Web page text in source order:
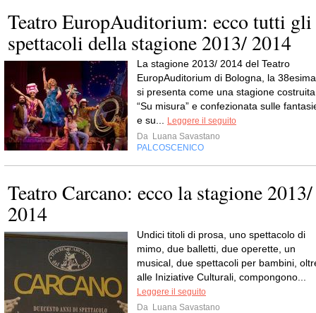
Teatro EuropAuditorium: ecco tutti gli
spettacoli della stagione 2013/ 2014
La stagione 2013/ 2014 del Teatro
EuropAuditorium di Bologna, la
si presenta come una stagione costruita
“Su misura” e confezionata sulle
e su...
Leggere il seguito
Da Luana Savastano
PALCOSCENICO
Teatro Carcano: ecco la stagione 2013/
2014
Undici titoli di prosa, uno spettacolo di
mimo, due balletti, due operette, un
musical, due spettacoli per bambini,
alle Iniziative Culturali, compongono...
Leggere il seguito
Da Luana Savastano